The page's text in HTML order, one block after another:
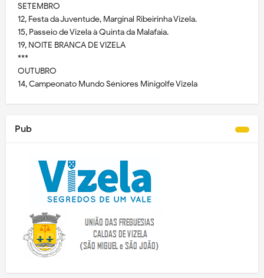
SETEMBRO
12, Festa da Juventude, Marginal Ribeirinha Vizela.
15, Passeio de Vizela à Quinta da Malafaia.
19, NOITE BRANCA DE VIZELA
***
OUTUBRO
14, Campeonato Mundo Séniores Minigolfe Vizela
Pub